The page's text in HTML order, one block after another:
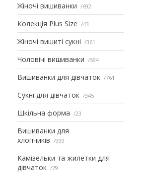
Жіночі вишиванки 692
Колекція Plus Size 43
Жіночі вишиті сукні 361
Чоловічі вишиванки 594
Вишиванки для дівчаток 761
Сукні для дівчаток 345
Шкільна форма 23
Вишиванки для
хлопчиків
999
Камізельки та жилетки для
дівчаток
79